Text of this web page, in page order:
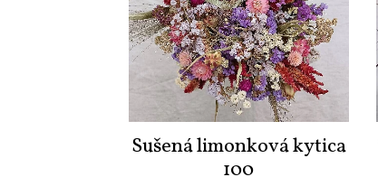
Sušená limonková kytica
100